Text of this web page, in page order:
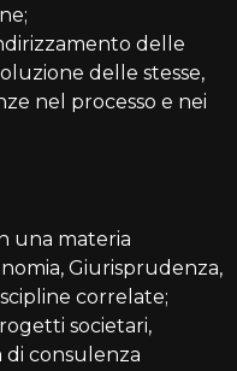
delle
delle stesse,
nel processo e nei
una materia
Giurisprudenza,
correlate;
societari,
di consulenza